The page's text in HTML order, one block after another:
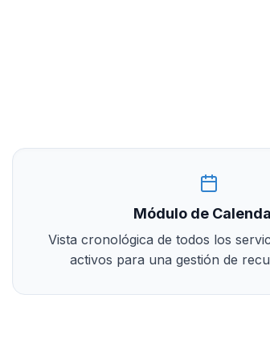
Módulo de
Vista cronológica de todos los
activos para una gestión de